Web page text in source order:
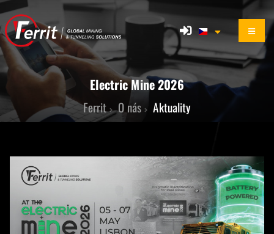
Electric Mine 2026
Ferrit O nás Aktuality